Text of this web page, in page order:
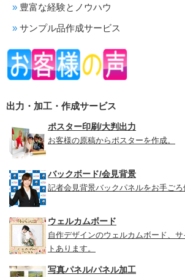
豊富な経験とノウハウ
サンプル品作成サービス
出力・加工・作成サービス
ポスター印刷/大判出力
お客様の原稿からポスターを作成。
バックボード/会見背景
記者会見背景バックパネルをお手ごろ
ウェルカムボード
自作デザインのウェルカムボード、
トあります。
写真パネル/パネル加工